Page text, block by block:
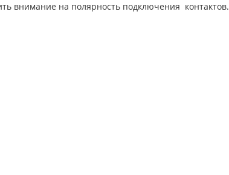
внимание на полярность подключения контактов.